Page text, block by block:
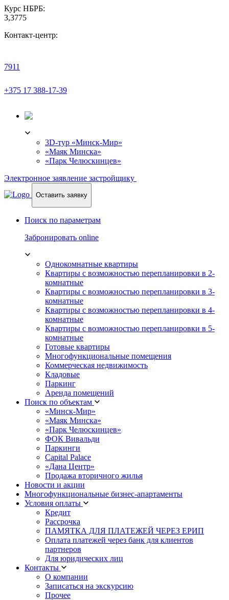
Курс НБРБ:
3,3775
Контакт-центр:
7911
+375 17 388-17-39
3D-тур «Минск-Мир»
«Маяк Минска»
«Парк Челюскинцев»
Электронное заявление застройщику
Оставить заявку
Поиск по параметрам
Забронировать online
Однокомнатные квартиры
Квартиры с возможностью перепланировки в 2-
комнатные
Квартиры с возможностью перепланировки в 3-
комнатные
Квартиры с возможностью перепланировки в 4-
комнатные
Квартиры с возможностью перепланировки в 5-
комнатные
Готовые квартиры
Многофункциональные помещения
Коммерческая недвижимость
Кладовые
Паркинг
Аренда помещений
Поиск по объектам
«Минск-Мир»
«Маяк Минска»
«Парк Челюскинцев»
ФОК Вивальди
Паркинги
Capital Palace
«Дана Центр»
Продажа вторичного жилья
Новости и акции
Многофункциональные бизнес-апартаменты
Условия оплаты
Кредит
Рассрочка
ПАМЯТКА ДЛЯ ПЛАТЕЖЕЙ ЧЕРЕЗ ЕРИП
Оплата платежей через банк для клиентов
партнеров
Для юридических лиц
Контакты
О компании
Записаться на экскурсию
Прочее